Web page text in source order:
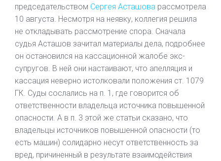
председательством Сергея Асташова рассмотрела
10 августа. Несмотря на неявку, коллегия решила
не откладывать рассмотрение спора. Сначала
судья Асташов зачитал материалы дела, подробнее
он остановился на кассационной жалобе экс-
супругов. В ней они настаивают, что апелляция и
кассация неверно истолковали положения ст. 1079
ГК. Суды сослались на п. 1, где говорится об
ответственности владельца источника повышенной
опасности. А в п. 3 этой же статьи сказано, что
владельцы источников повышенной опасности (то
есть машин) солидарно несут ответственность за
вред, причиненный в результате взаимодействия